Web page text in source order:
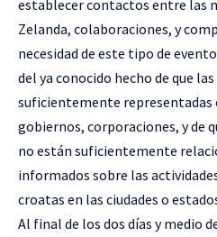
establecer contactos entre las
Zelanda, colaboraciones, y
necesidad de este tipo de
del ya conocido hecho de que
suficientemente representadas
gobiernos, corporaciones, y de
no están suficientemente
informados sobre las
croatas en las ciudades o
Al final de los dos días y medio